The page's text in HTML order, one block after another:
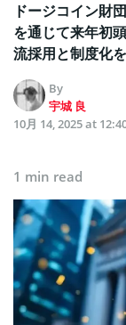
ドージコイン財
を通じて来年初
流採用と制度化を
By
宇城 良
10月 14, 2025 at
1 min read